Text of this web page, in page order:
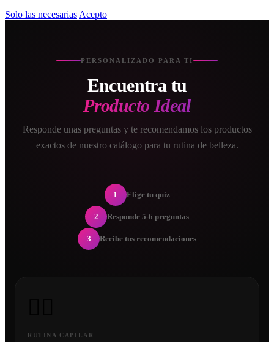
Solo las necesarias Acepto
PERSONALIZADO PARA TI
Encuentra tu
Producto Ideal
Responde unas preguntas y te recomendamos los productos
exactos de nuestro catálogo para tu rutina de belleza.
1 Elige tu quiz
2 Responde 5-6 preguntas
3 Recibe tus recomendaciones
RUTINA CAPILAR